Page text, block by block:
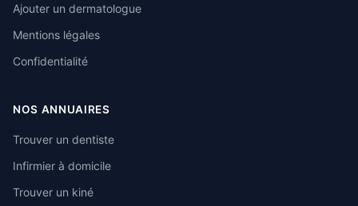
Ajouter un dermatologue
Mentions légales
Confidentialité
NOS ANNUAIRES
Trouver un dentiste
Infirmier à domicile
Trouver un kiné